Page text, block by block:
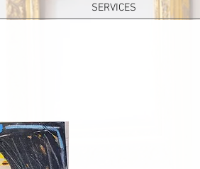
SERVICES